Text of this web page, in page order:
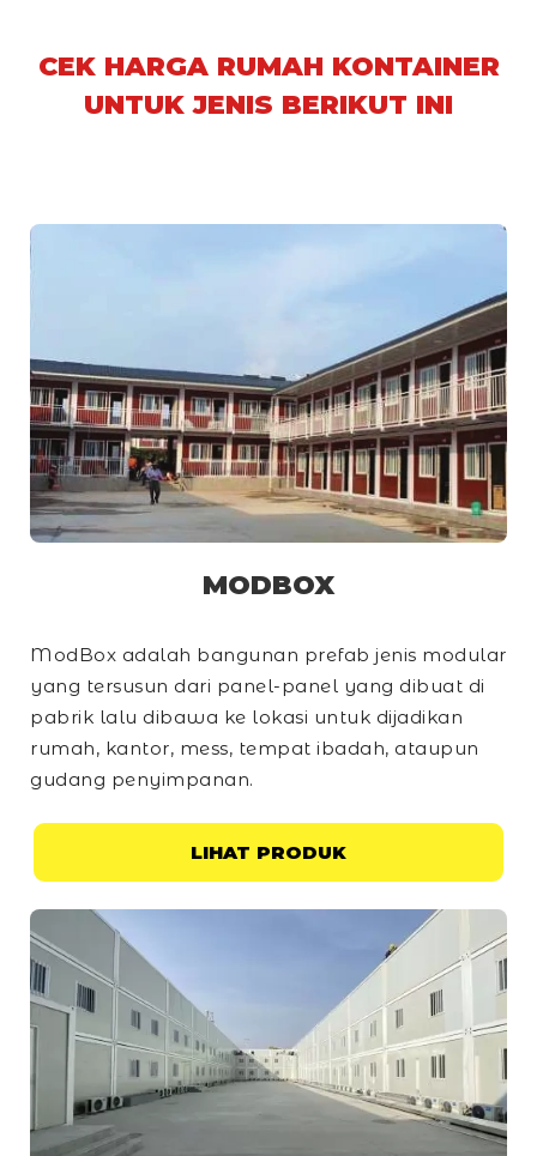
CEK HARGA RUMAH KONTAINER
UNTUK JENIS BERIKUT INI
MODBOX
ModBox adalah bangunan prefab jenis modular
yang tersusun dari panel-panel yang dibuat di
pabrik lalu dibawa ke lokasi untuk dijadikan
rumah, kantor, mess, tempat ibadah, ataupun
gudang penyimpanan.
LIHAT PRODUK